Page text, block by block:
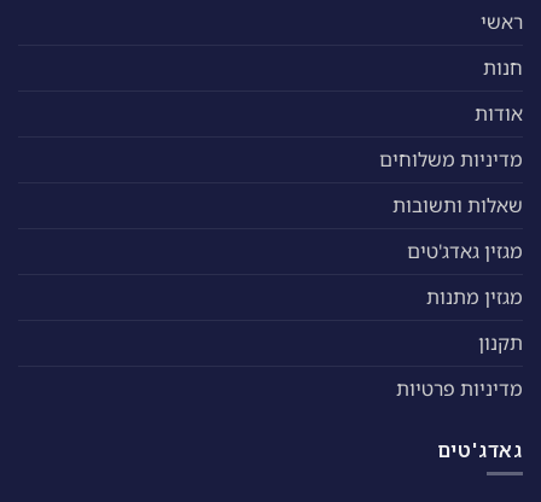
ראשי
חנות
אודות
מדיניות משלוחים
שאלות ותשובות
מגזין גאדג'טים
מגזין מתנות
תקנון
מדיניות פרטיות
גאדג'טים